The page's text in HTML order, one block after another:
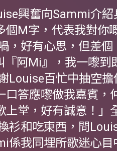
興奮向Sammi介
個M字，代表我對你
，好有心思，但差個
『阿Mi』，我一嚟到
Louise百忙中抽空擔
口答應嚟做我嘉賓，
上堂，好有誠意！」
衫和吃東西，問
係我同埋所歌迷心目